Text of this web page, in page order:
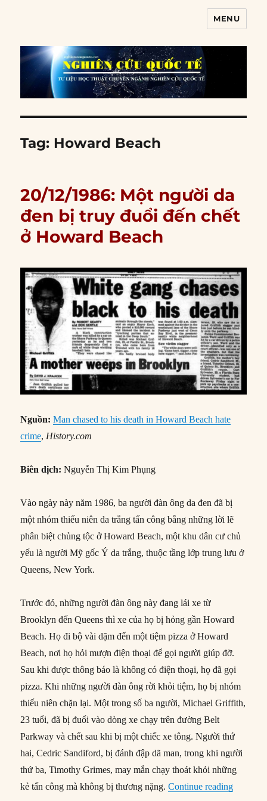
MENU
Tag: Howard Beach
20/12/1986: Một người da
đen bị truy đuổi đến chết
ở Howard Beach
Nguồn:Man chased to his death in Howard Beach hate
crime, History.com
Biên dịch: Nguyễn Thị Kim Phụng
Vào ngày này năm 1986, ba người đàn ông da đen đã bị
một nhóm thiếu niên da trắng tấn công bằng những lời lẽ
phân biệt chủng tộc ở Howard Beach, một khu dân cư chủ
yếu là người Mỹ gốc Ý da trắng, thuộc tầng lớp trung lưu ở
Queens, New York.
Trước đó, những người đàn ông này đang lái xe từ
Brooklyn đến Queens thì xe của họ bị hỏng gần Howard
Beach. Họ đi bộ vài dặm đến một tiệm pizza ở Howard
Beach, nơi họ hỏi mượn điện thoại để gọi người giúp đỡ.
Sau khi được thông báo là không có điện thoại, họ đã gọi
pizza. Khi những người đàn ông rời khỏi tiệm, họ bị nhóm
thiếu niên chặn lại. Một trong số ba người, Michael Griffith,
23 tuổi, đã bị đuổi vào dòng xe chạy trên đường Belt
Parkway và chết sau khi bị một chiếc xe tông. Người thứ
hai, Cedric Sandiford, bị đánh đập dã man, trong khi người
thứ ba, Timothy Grimes, may mắn chạy thoát khỏi những
kẻ tấn công mà không bị thương nặng.Continue reading“20/12/